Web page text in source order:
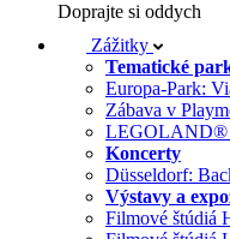
Doprajte si oddych
Zážitky
Tematické
Europa-Park:
Zábava v
LEGOLAND®
Koncerty
Düsseldorf:
Výstavy a
Filmové štúdiá